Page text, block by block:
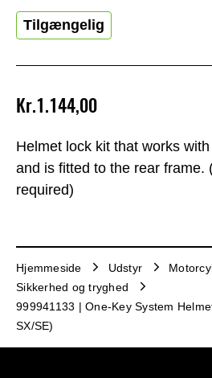
Helmet lock kit that works
and is fitted to the rear frame.
required)
Kr.1.144,00
Tilgængelig
Hjemmeside Udstyr
Sikkerhed og tryghed
999941133 | One-Key System
SX/SE)